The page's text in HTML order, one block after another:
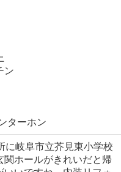
ン
ターホン
に岐阜市立芥見東小学校
関ホールがきれいだと帰